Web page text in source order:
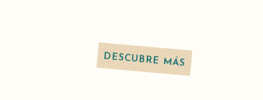
DESCUBRE MÁS